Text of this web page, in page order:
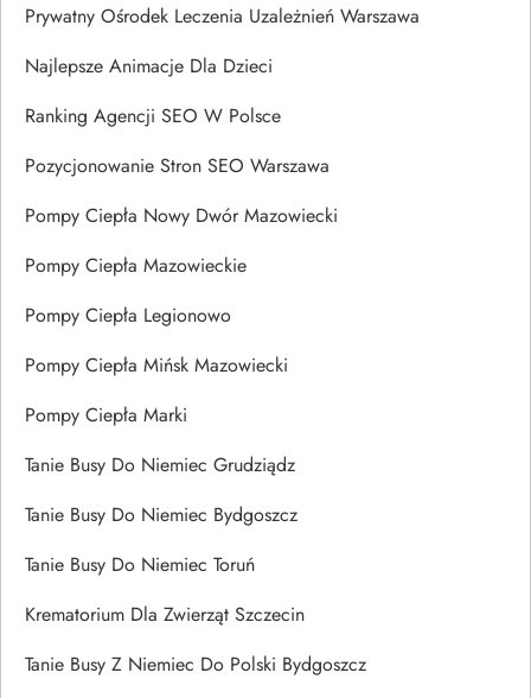
Prywatny Ośrodek Leczenia Uzależnień Warszawa
Najlepsze Animacje Dla Dzieci
Ranking Agencji SEO W Polsce
Pozycjonowanie Stron SEO Warszawa
Pompy Ciepła Nowy Dwór Mazowiecki
Pompy Ciepła Mazowieckie
Pompy Ciepła Legionowo
Pompy Ciepła Mińsk Mazowiecki
Pompy Ciepła Marki
Tanie Busy Do Niemiec Grudziądz
Tanie Busy Do Niemiec Bydgoszcz
Tanie Busy Do Niemiec Toruń
Krematorium Dla Zwierząt Szczecin
Tanie Busy Z Niemiec Do Polski Bydgoszcz